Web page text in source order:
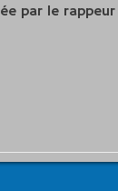
par le